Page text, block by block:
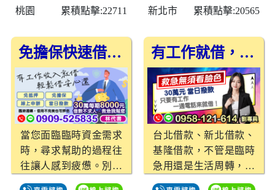
工程行負責人，現在就
借款、嘉義借款、台南
借款、高雄借款、屏東
借款，我們都能提供最
適合您的借款方案！
能借。讓你輕鬆解決初
障！
桃園 累積點擊:22711
你快速獲得急需資金，
新北市 累積點擊:20565
免擔保快速借款，輕鬆解決資金困難
當您面臨臨時資金需求
時，尋求幫助的過程往
往讓人感到疲憊。別擔
心，來找我們就對了！
有工作就借，救急無須看臉色☎️
台北借款、新北借款、
基隆借款，不管是臨時
急用還是生活周轉，只
要你有工作，一通電話